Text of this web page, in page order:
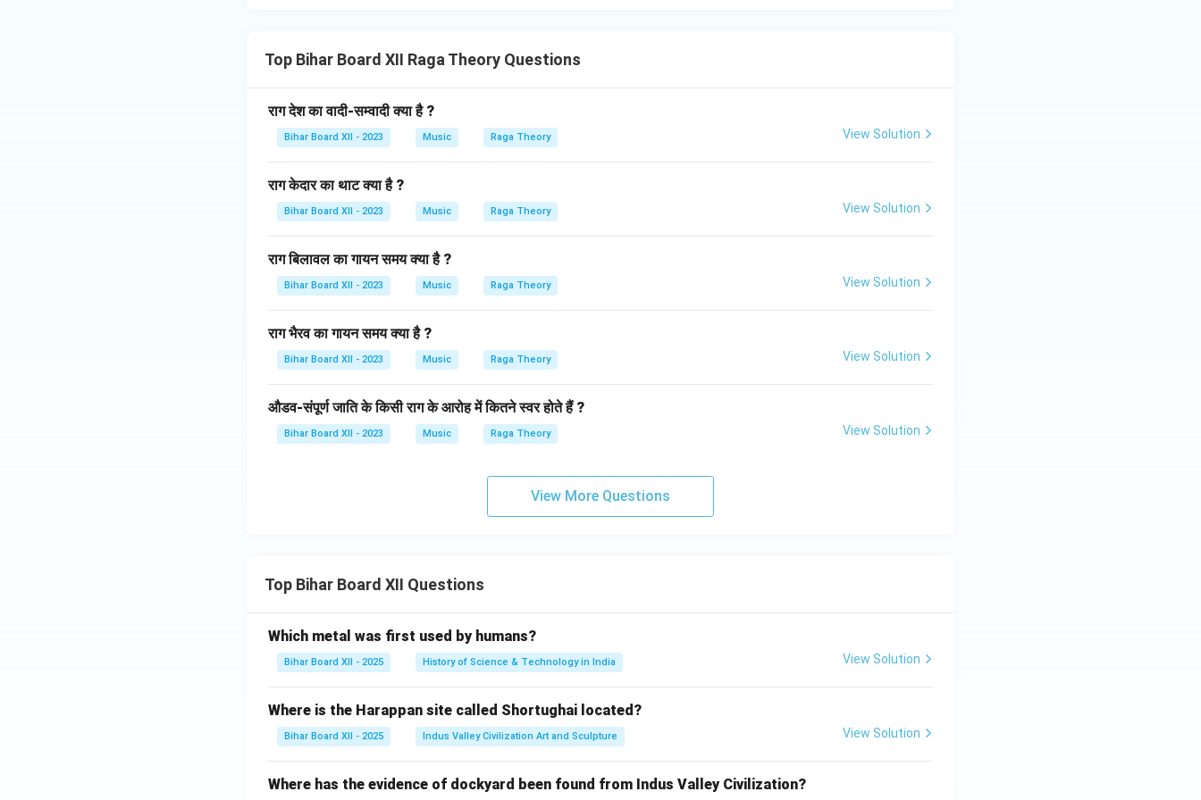
Top Bihar Board XII Raga Theory Questions
राग देश का वादी-सम्वादी क्या है ?
Bihar Board XII - 2023 Music Raga Theory View Solution
राग केदार का थाट क्या है ?
Bihar Board XII - 2023 Music Raga Theory View Solution
राग बिलावल का गायन समय क्या है ?
Bihar Board XII - 2023 Music Raga Theory View Solution
राग भैरव का गायन समय क्या है ?
Bihar Board XII - 2023 Music Raga Theory View Solution
औडव-संपूर्ण जाति के किसी राग के आरोह में कितने स्वर होते हैं ?
Bihar Board XII - 2023 Music Raga Theory View Solution
View More Questions
Top Bihar Board XII Questions
Which metal was first used by humans?
Bihar Board XII - 2025 History of Science & Technology in India View Solution
Where is the Harappan site called Shortughai located?
Bihar Board XII - 2025 Indus Valley Civilization Art and Sculpture View Solution
Where has the evidence of dockyard been found from Indus Valley Civilization?